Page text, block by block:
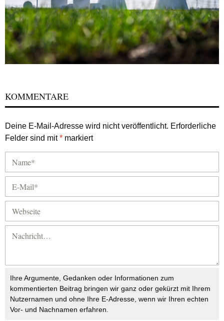
KOMMENTARE
Deine E-Mail-Adresse wird nicht veröffentlicht. Erforderliche
Felder sind mit* markiert
Ihre Argumente, Gedanken oder Informationen zum
kommentierten Beitrag bringen wir ganz oder gekürzt mit Ihrem
Nutzernamen und ohne Ihre E-Adresse, wenn wir Ihren echten
Vor- und Nachnamen erfahren.